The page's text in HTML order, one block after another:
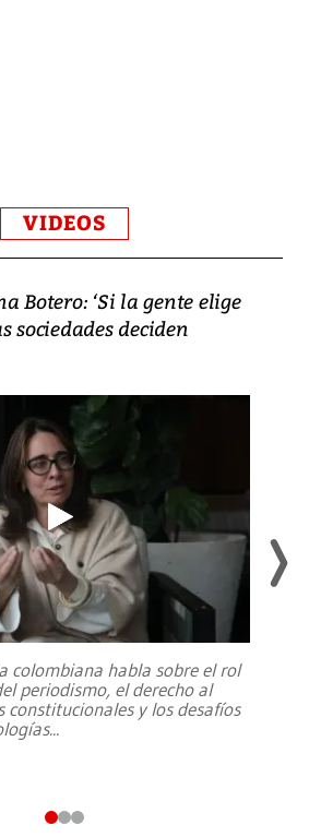
VIDEOS
Botero: ‘Si la gente elige
sociedades deciden
colombiana habla sobre el rol
periodismo, el derecho al
constitucionales y los desafíos
...